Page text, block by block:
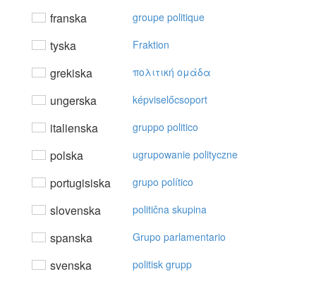
franska groupe politique
tyska Fraktion
grekiska πoλιτική oμάδα
ungerska képviselőcsoport
italienska gruppo politico
polska ugrupowanie polityczne
portugisiska grupo político
slovenska politična skupina
spanska Grupo parlamentario
svenska politisk grupp